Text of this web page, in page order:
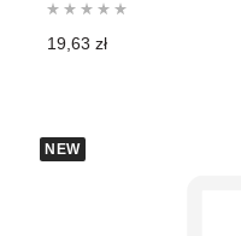
19,63 zł
NEW